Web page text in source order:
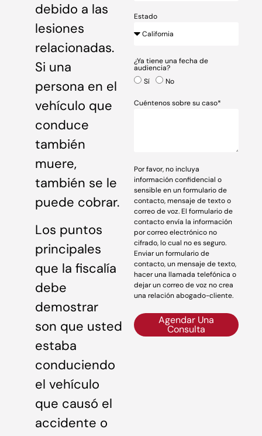
debido a las
lesiones
relacionadas.
Si una
persona en el
vehículo que
conduce
también
muere,
también se le
puede cobrar.
Los puntos
principales
que la fiscalía
debe
demostrar
son que usted
estaba
conduciendo
el vehículo
que causó el
accidente o
Estado
¿Ya tiene una fecha de
audiencia?
Sí
No
Cuéntenos sobre su caso*
Por favor, no incluya
información confidencial o
sensible en un formulario de
contacto, mensaje de texto o
correo de voz. El formulario de
contacto envía la información
por correo electrónico no
cifrado, lo cual no es seguro.
Enviar un formulario de
contacto, un mensaje de texto,
hacer una llamada telefónica o
dejar un correo de voz no crea
una relación abogado-cliente.
Agendar Una
Consulta